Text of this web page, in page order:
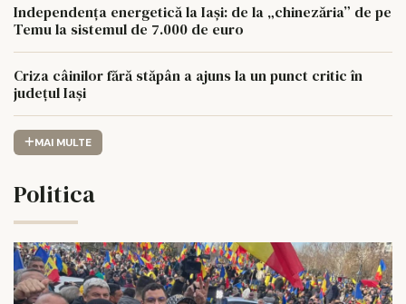
Independența energetică la Iași: de la „chinezăria” de pe
Temu la sistemul de 7.000 de euro
Criza câinilor fără stăpân a ajuns la un punct critic în
județul Iași
MAI MULTE
Politica